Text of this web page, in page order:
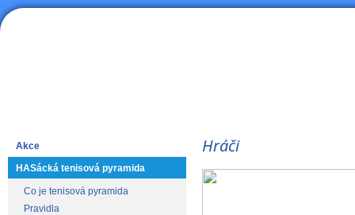
Akce
HASácká tenisová pyramida
Co je tenisová pyramida
Pravidla
Hráči